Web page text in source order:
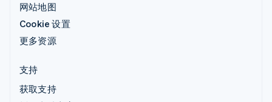
网站地图
Cookie 设置
更多资源
支持
获取支持